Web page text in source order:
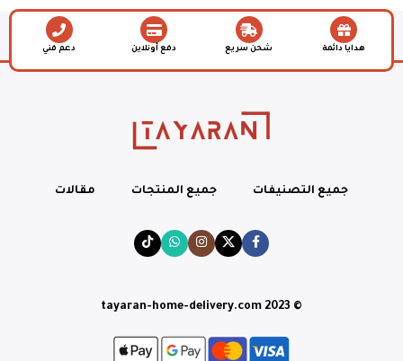
هدايا دائمة شحن سريع دفع أونلاين دعم فني
جميع التصنيفات جميع المنتجات مقالات
© tayaran-home-delivery.com 2023